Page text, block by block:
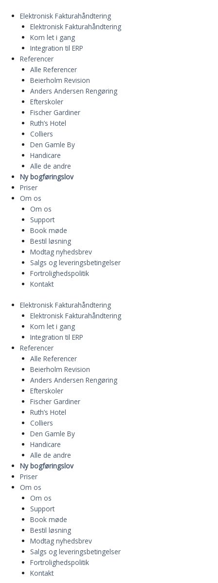
indholdet
Elektronisk Fakturahåndtering
Elektronisk Fakturahåndtering
Kom let i gang
Integration til ERP
Referencer
Alle Referencer
Beierholm Revision
Anders Andersen Rengøring
Efterskoler
Fischer Gardiner
Ruth’s Hotel
Colliers
Den Gamle By
Handicare
Alle de andre
Ny bogføringslov
Priser
Om os
Om os
Support
Book møde
Bestil løsning
Modtag nyhedsbrev
Salgs og leveringsbetingelser
Fortrolighedspolitik
Kontakt
Elektronisk Fakturahåndtering
Elektronisk Fakturahåndtering
Kom let i gang
Integration til ERP
Referencer
Alle Referencer
Beierholm Revision
Anders Andersen Rengøring
Efterskoler
Fischer Gardiner
Ruth’s Hotel
Colliers
Den Gamle By
Handicare
Alle de andre
Ny bogføringslov
Priser
Om os
Om os
Support
Book møde
Bestil løsning
Modtag nyhedsbrev
Salgs og leveringsbetingelser
Fortrolighedspolitik
Kontakt